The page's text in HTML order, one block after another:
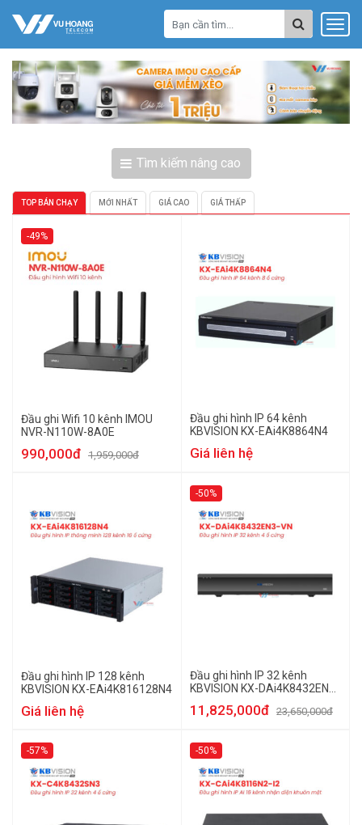
Tìm kiếm nâng cao
TOP BÁN CHẠY MỚI NHẤT GIÁ CAO GIÁ THẤP
-49%
Đầu ghi Wifi 10 kênh IMOU
NVR-N110W-8A0E
990,000đ 1,959,000đ
Đầu ghi hình IP 64 kênh
KBVISION KX-EAi4K8864N4
Giá liên hệ
Đầu ghi hình IP 128 kênh
KBVISION KX-EAi4K816128N4
Giá liên hệ
-50%
Đầu ghi hình IP 32 kênh
KBVISION KX-DAi4K8432EN3-
11,825,000đ 23,650,000đ
-57% -50%